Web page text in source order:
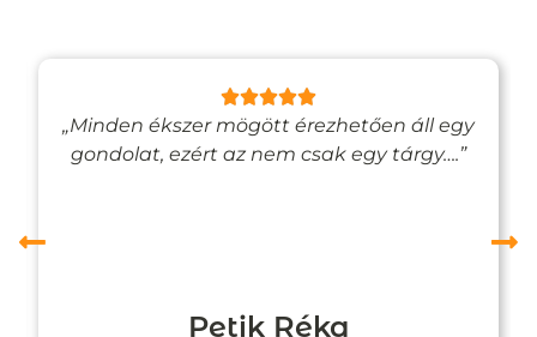
„Minden ékszer mögött érezhetően áll egy
gondolat, ezért az nem csak egy tárgy….”
Petik Réka